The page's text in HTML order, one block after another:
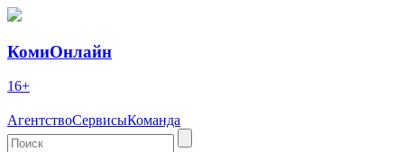
КомиОнлайн
16+
АгентствоСервисыКоманда